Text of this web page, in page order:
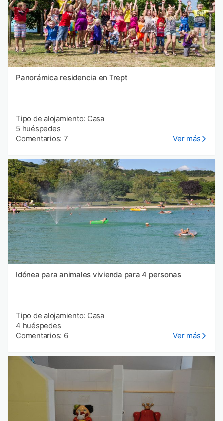
Panorámica residencia en Trept
Tipo de alojamiento: Casa
5 huéspedes
Comentarios: 7
Ver más
Idónea para animales vivienda para 4 personas
Tipo de alojamiento: Casa
4 huéspedes
Comentarios: 6
Ver más